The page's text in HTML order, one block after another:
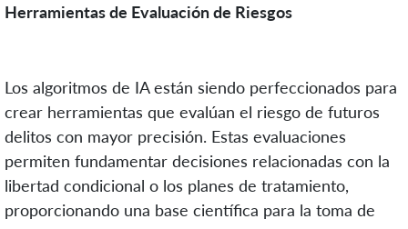
Herramientas de Evaluación de Riesgos
Los algoritmos de IA están siendo perfeccionados para
crear herramientas que evalúan el riesgo de futuros
delitos con mayor precisión. Estas evaluaciones
permiten fundamentar decisiones relacionadas con la
libertad condicional o los planes de tratamiento,
proporcionando una base científica para la toma de